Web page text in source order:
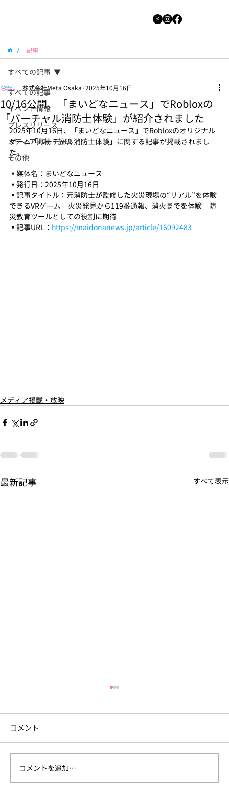
/ 記事
すべての記事
イベント情報
プレスリリース
メディア掲載・放映
その他
すべての記事
10/16公開、「まいどなニュース」でRobloxの
「バーチャル消防士体験」が紹介されました
株式会社Meta Osaka 2025年10月16日
2025年10月16日、「まいどなニュース」でRobloxのオリジナル
ゲーム「バーチャル消防士体験」に関する記事が掲載されまし
た。
▪️媒体名：まいどなニュース
▪️発行日：2025年10月16日
▪️記事タイトル：元消防士が監修した火災現場の“リアル”を体験
できるVRゲーム　火災発見から119番通報、消火までを体験　防
災教育ツールとしての役割に期待
▪️記事URL： https://maidonanews.jp/article/16092483
メディア掲載・放映
最新記事 すべて表示
コメント
コメントを追加…